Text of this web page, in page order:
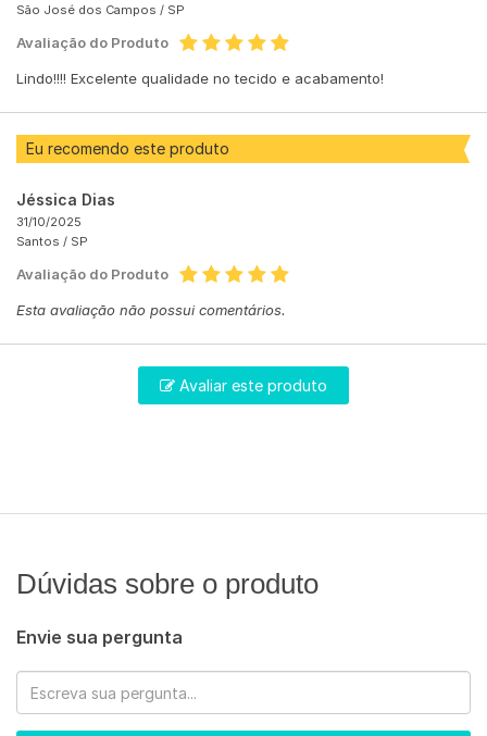
São José dos Campos / SP
Avaliação do Produto
Lindo!!!! Excelente qualidade no tecido e acabamento!
Eu recomendo este produto
Jéssica Dias
31/10/2025
Santos / SP
Avaliação do Produto
Esta avaliação não possui comentários.
Avaliar este produto
Dúvidas sobre o produto
Envie sua pergunta